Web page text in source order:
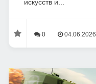
искусств и...
0 04.06.2026